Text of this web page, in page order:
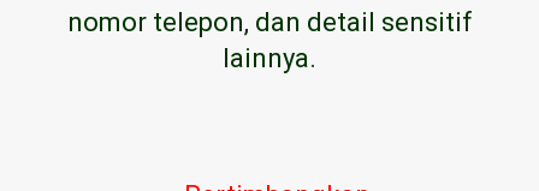
nomor telepon, dan detail sensitif
lainnya.